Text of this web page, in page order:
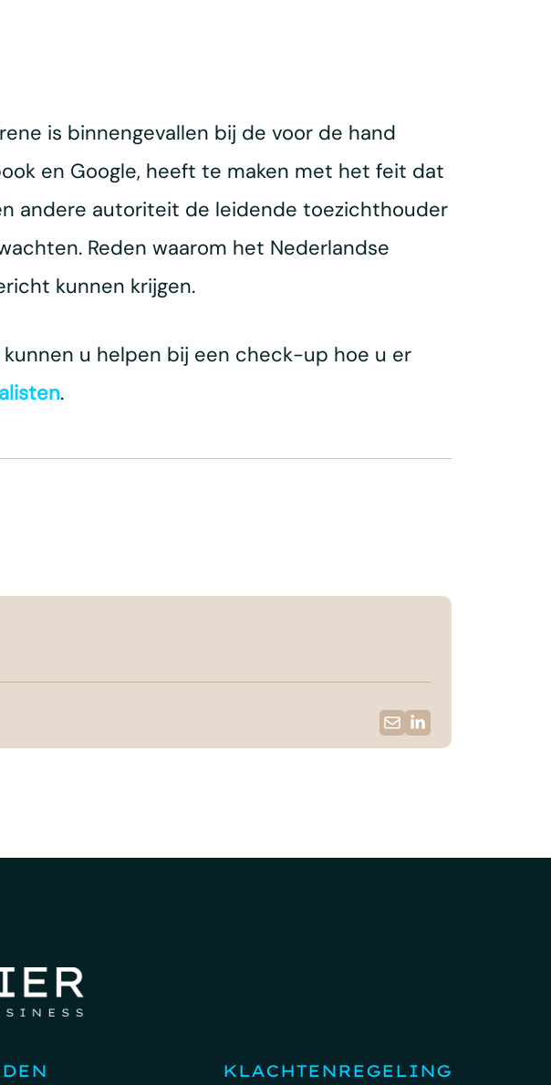
is binnengevallen bij de voor de hand
en Google, heeft te maken met het feit dat
andere autoriteit de leidende toezichthouder
Reden waarom het Nederlandse
kunnen krijgen.
u helpen bij een check-up hoe u er
.
KLACHTENREGELING